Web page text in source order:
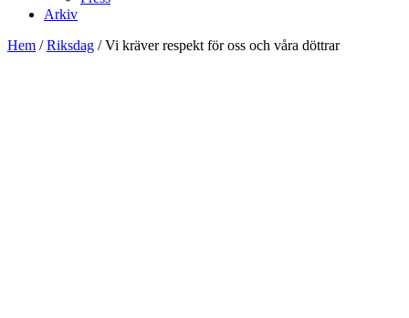
Arkiv
Hem /Riksdag /Vi kräver respekt för oss och våra döttrar